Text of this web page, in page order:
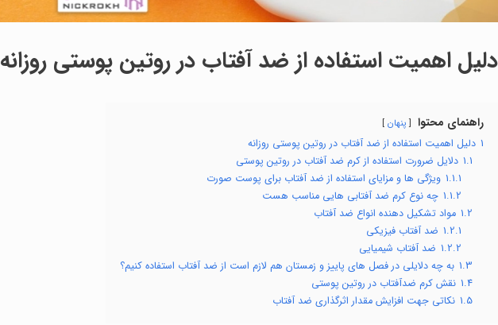
دلیل اهمیت استفاده از ضد آفتاب در روتین پوستی روزانه
راهنمای محتوا پنهان
1 دلیل اهمیت استفاده از ضد آفتاب در روتین پوستی روزانه
1.1 دلایل ضرورت استفاده از کرم ضد آفتاب در روتین پوستی
1.1.1 ویژگی ها و مزایای استفاده از ضد آفتاب برای پوست صورت
1.1.2 چه نوع کرم ضد آفتابی هایی مناسب هست
1.2 مواد تشکیل دهنده انواع ضد آفتاب
1.2.1 ضد آفتاب فیزیکی
1.2.2 ضد آفتاب شیمیایی
1.3 به چه دلایلی در فصل های پاییز و زمستان هم لازم است از ضد آفتاب استفاده کنیم؟
1.4 نقش کرم ضدآفتاب در روتین پوستی
1.5 نکاتی جهت افزایش مقدار اثرگذاری ضد آفتاب